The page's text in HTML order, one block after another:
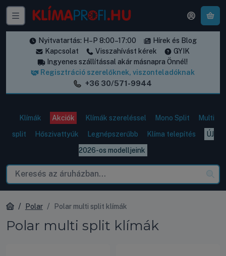
Nyitvatartás: H–P 8:00–17:00
Hírek és Blog
Kapcsolat
Visszahívást kérek
GYIK
Ingyenes szállítással akár másnapra Önnél!
Regisztráció szerelőknek, viszonteladóknak
+36 30/571-9944
Klímák Akciók Klímák szereléssel Mono Split
Multi
split
Hőszivattyúk Legnépszerűbb Klíma telepítés
ÚJ
2026-os modelljeink
Polar Polar multi split klímák
Polar multi split klímák